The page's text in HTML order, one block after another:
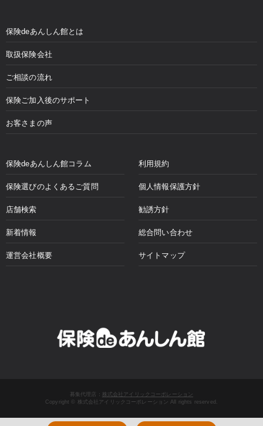
保険deあんしん館とは
取扱保険会社
ご相談の流れ
保険ご加入後のサポート
お客さまの声
保険deあんしん館コラム
保険選びのよくあるご質問
店舗検索
新着情報
運営会社概要
利用規約
個人情報保護方針
勧誘方針
総合問い合わせ
サイトマップ
募集代理店： 株式会社アイリックコーポレーション
Copyright © 株式会社アイリックコーポレーション All rights reserved.